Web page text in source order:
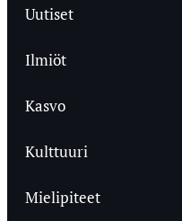
Uutiset
Ilmiöt
Kasvo
Kulttuuri
Mielipiteet